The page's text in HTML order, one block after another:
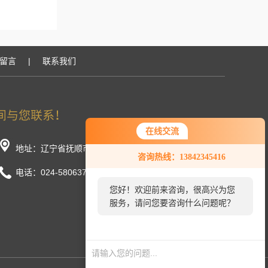
在线交流
咨询热线：13842345416
您好！欢迎前来咨询，很高兴为您
服务，请问您要咨询什么问题呢？
言 | 联系我们
地址：辽宁省抚顺市顺城区长春街东段
电话：024-58063777/58033888